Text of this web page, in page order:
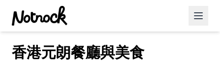
精選活動
香港元朗餐廳與美食